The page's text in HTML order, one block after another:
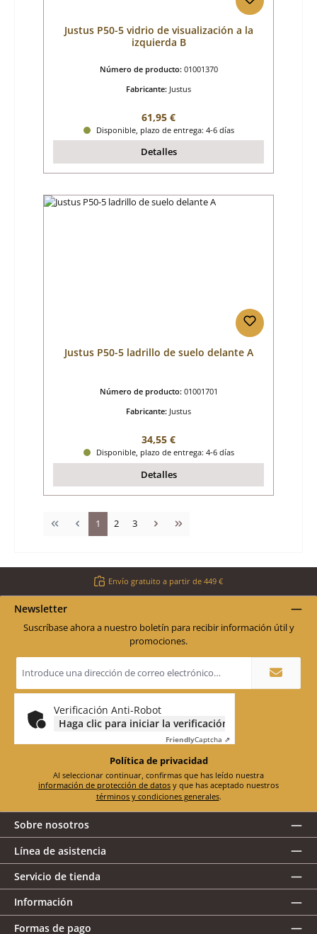
Justus P50-5 vidrio de visualización a la
izquierda B
Número de producto: 01001370
Fabricante: Justus
Precio normal:
61,95 €
Disponible, plazo de entrega: 4-6 días
Detalles
Justus P50-5 ladrillo de suelo delante A
Número de producto: 01001701
Fabricante: Justus
Precio normal:
34,55 €
Disponible, plazo de entrega: 4-6 días
Detalles
Página
1 Página
2 Página
3
Envío gratuito a partir de 449 €
Newsletter
Suscríbase ahora a nuestro boletín para recibir información útil y
promociones.
de
electrónico
Verificación Anti-Robot
Haga clic para iniciar la verificación
FriendlyCaptcha ⇗
Política de privacidad
información de protección de datos
términos y condiciones generales.
Sobre nosotros
Línea de asistencia
Servicio de tienda
Información
Formas de pago